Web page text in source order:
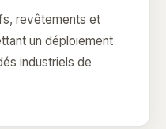
revêtements et
un déploiement
industriels de